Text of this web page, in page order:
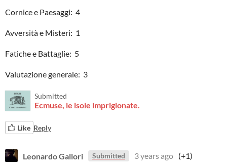
Cornice e Paesaggi: 4
Avversità e Misteri: 1
Fatiche e Battaglie: 5
Valutazione generale: 3
Submitted
Ecmuse, le isole imprigionate.
Like Reply
Leonardo Gallori Submitted 3 years ago (+1)